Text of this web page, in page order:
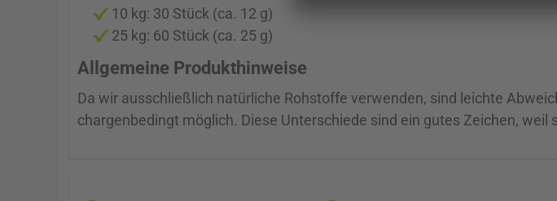
10 kg: 30 Stück (ca. 12 g)
25 kg: 60 Stück (ca. 25 g)
Allgemeine Produkthinweise
Da wir ausschließlich natürliche Rohstoffe verwenden, sind leichte
chargenbedingt möglich. Diese Unterschiede sind ein gutes Zeichen,